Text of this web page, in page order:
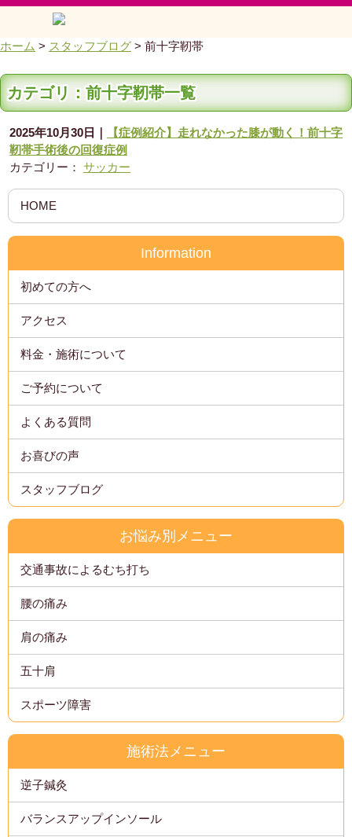
ホーム > スタッフブログ > 前十字靭帯
カテゴリ：前十字靭帯一覧
2025年10月30日 ｜
【症例紹介】走れなかった膝が動く！前十字
靭帯手術後の回復症例
カテゴリー： サッカー
HOME
Information
初めての方へ
アクセス
料金・施術について
ご予約について
よくある質問
お喜びの声
スタッフブログ
お悩み別メニュー
交通事故によるむち打ち
腰の痛み
肩の痛み
五十肩
スポーツ障害
施術法メニュー
逆子鍼灸
バランスアップインソール